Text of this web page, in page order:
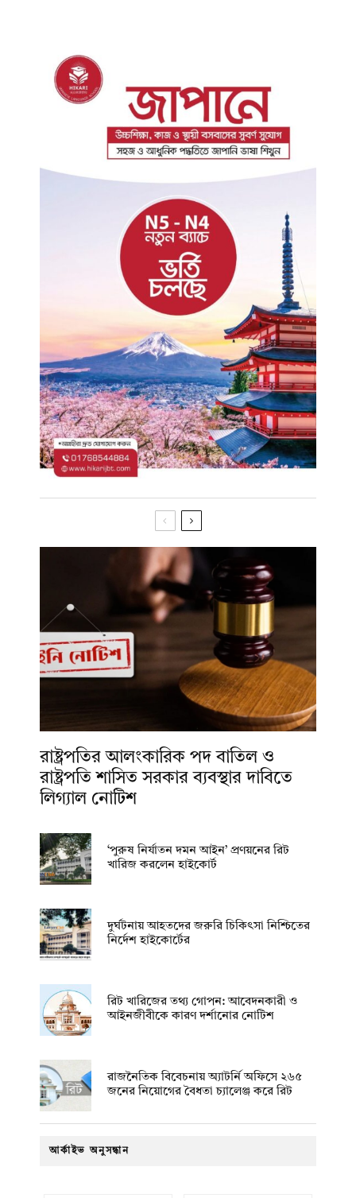
রাষ্ট্রপতির আলংকারিক পদ বাতিল ও
রাষ্ট্রপতি শাসিত সরকার ব্যবস্থার দাবিতে
লিগ্যাল নোটিশ
‘পুরুষ নির্যাতন দমন আইন’ প্রণয়নের রিট
খারিজ করলেন হাইকোর্ট
দুর্ঘটনায় আহতদের জরুরি চিকিৎসা নিশ্চিতের
নির্দেশ হাইকোর্টের
রিট খারিজের তথ্য গোপন: আবেদনকারী ও
আইনজীবীকে কারণ দর্শানোর নোটিশ
রাজনৈতিক বিবেচনায় অ‍্যাটর্নি অফিসে ২৬৫
জনের নিয়োগের বৈধতা চ্যালেঞ্জ করে রিট
আর্কাইভ অনুসন্ধান